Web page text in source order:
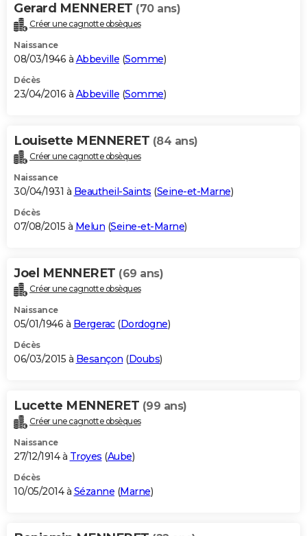
Gerard MENNERET (70 ans)
Créer une cagnotte obsèques
Naissance
08/03/1946 à Abbeville (Somme)
Décès
23/04/2016 à Abbeville (Somme)
Louisette MENNERET (84 ans)
Créer une cagnotte obsèques
Naissance
30/04/1931 à Beautheil-Saints (Seine-et-Marne)
Décès
07/08/2015 à Melun (Seine-et-Marne)
Joel MENNERET (69 ans)
Créer une cagnotte obsèques
Naissance
05/01/1946 à Bergerac(Dordogne)
Décès
06/03/2015 à Besançon (Doubs)
Lucette MENNERET (99 ans)
Créer une cagnotte obsèques
Naissance
27/12/1914 à Troyes (Aube)
Décès
10/05/2014 à Sézanne (Marne)